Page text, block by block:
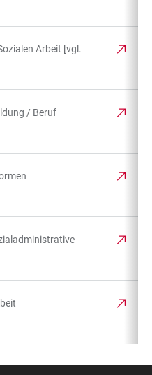
Arbeit [vgl.
/ Beruf